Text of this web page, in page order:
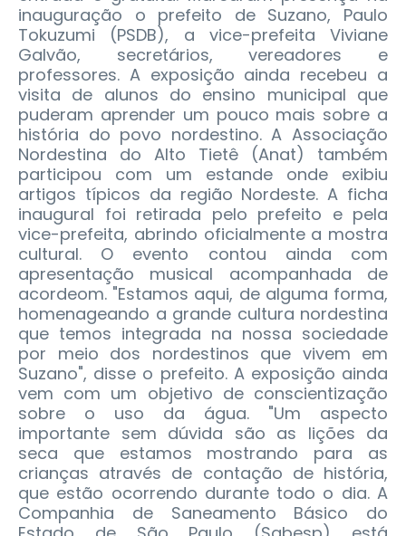
inauguração o prefeito de Suzano, Paulo
Tokuzumi (PSDB), a vice-prefeita Viviane
Galvão, secretários, vereadores e
professores. A exposição ainda recebeu a
visita de alunos do ensino municipal que
puderam aprender um pouco mais sobre a
história do povo nordestino. A Associação
Nordestina do Alto Tietê (Anat) também
participou com um estande onde exibiu
artigos típicos da região Nordeste. A ficha
inaugural foi retirada pelo prefeito e pela
vice-prefeita, abrindo oficialmente a mostra
cultural. O evento contou ainda com
apresentação musical acompanhada de
acordeom. "Estamos aqui, de alguma forma,
homenageando a grande cultura nordestina
que temos integrada na nossa sociedade
por meio dos nordestinos que vivem em
Suzano", disse o prefeito. A exposição ainda
vem com um objetivo de conscientização
sobre o uso da água. "Um aspecto
importante sem dúvida são as lições da
seca que estamos mostrando para as
crianças através de contação de história,
que estão ocorrendo durante todo o dia. A
Companhia de Saneamento Básico do